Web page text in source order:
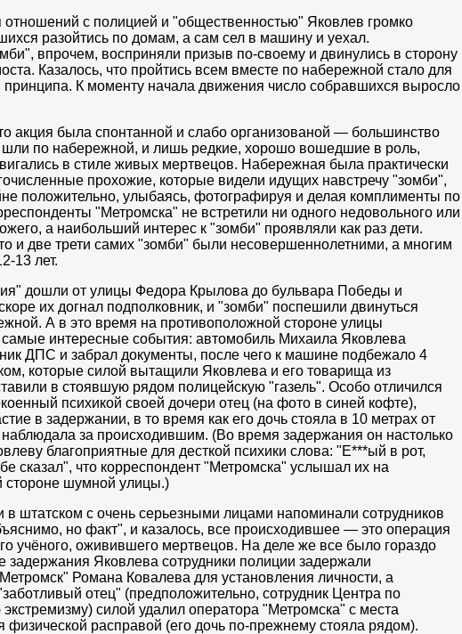
с полицией и "общественностью" Яковлев громко
разойтись по домам, а сам сел в машину и уехал.
впрочем, восприняли призыв по-своему и двинулись в сторону
Казалось, что пройтись всем вместе по набережной стало для
принципа. К моменту начала движения число собравшихся выросло
акция была спонтанной и слабо организованой — большинство
шли по набережной, и лишь редкие, хорошо вошедшие в роль,
в стиле живых мертвецов. Набережная была практически
прохожие, которые видели идущих навстречу "зомби",
положительно, улыбаясь, фотографируя и делая комплименты по
"Метромска" не встретили ни одного недовольного или
а наибольший интерес к "зомби" проявляли как раз дети.
и две трети самих "зомби" были несовершеннолетними, а многим
13 лет.
дошли от улицы Федора Крылова до бульвара Победы и
их догнал подполковник, и "зомби" поспешили двинуться
А в это время на противоположной стороне улицы
самые интересные события: автомобиль Михаила Яковлева
ДПС и забрал документы, после чего к машине подбежало 4
которые силой вытащили Яковлева и его товарища из
в стоявшую рядом полицейскую "газель". Особо отличился
психикой своей дочери отец (на фото в синей кофте),
в задержании, в то время как его дочь стояла в 10 метрах от
наблюдала за происходившим. (Во время задержания он настолько
благоприятные для десткой психики слова: "Е***ый в рот,
сказал", что корреспондент "Метромска" услышал их на
стороне шумной улицы.)
штатском с очень серьезными лицами напоминали сотрудников
но факт", и казалось, все происходившее — это операция
учёного, оживившего мертвецов. На деле же все было гораздо
задержания Яковлева сотрудники полиции задержали
Романа Ковалева для установления личности, а
отец" (предположительно, сотрудник Центра по
силой удалил оператора "Метромска" с места
физической расправой (его дочь по-прежнему стояла рядом).